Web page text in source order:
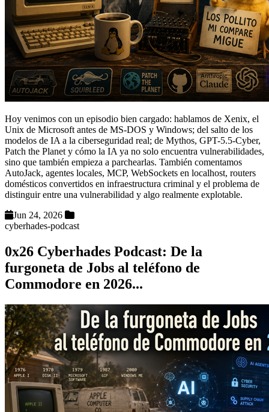
Hoy venimos con un episodio bien cargado: hablamos de Xenix, el
Unix de Microsoft antes de MS-DOS y Windows; del salto de los
modelos de IA a la ciberseguridad real; de Mythos, GPT-5.5-Cyber,
Patch the Planet y cómo la IA ya no solo encuentra vulnerabilidades,
sino que también empieza a parchearlas. También comentamos
AutoJack, agentes locales, MCP, WebSockets en localhost, routers
domésticos convertidos en infraestructura criminal y el problema de
distinguir entre una vulnerabilidad y algo realmente explotable.
Jun 24, 2026
cyberhades-podcast
0x26 Cyberhades Podcast: De la
furgoneta de Jobs al teléfono de
Commodore en 2026...